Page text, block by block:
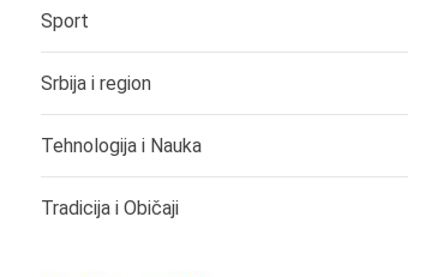
Sport
Srbija i region
Tehnologija i Nauka
Tradicija i Običaji